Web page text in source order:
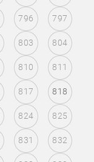
796 797
803 804
810 811
817 818
824 825
831 832